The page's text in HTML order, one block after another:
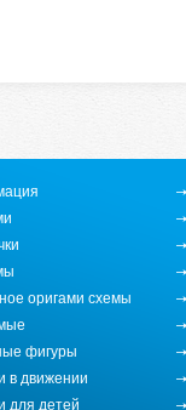
оригами схемы
фигуры
в движении
для детей